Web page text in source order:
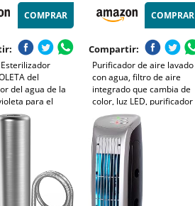
COMPRAR
del
del agua de la
para el
agua potable de
reversa 0,5 GPM
COMPRAR
Compartir:
Purificador de aire lavado
con agua, filtro de aire
integrado que cambia de
color, luz LED, purificador
de aire de 10 W para
dormitorios, salas de estar,
oficinas